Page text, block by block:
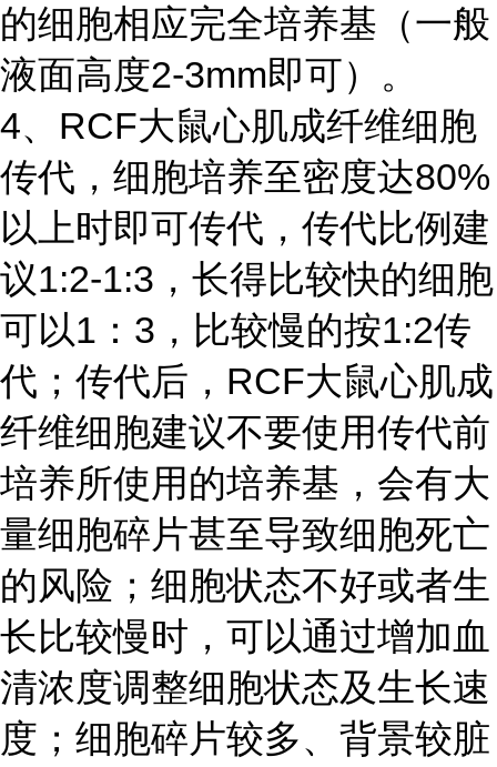
的细胞相应完全培养基（一般
液面高度2-3mm即可）。
4、RCF大鼠心肌成纤维细胞
传代，细胞培养至密度达80%
以上时即可传代，传代比例建
议1:2-1:3，长得比较快的细胞
可以1：3，比较慢的按1:2传
代；传代后，RCF大鼠心肌成
纤维细胞建议不要使用传代前
培养所使用的培养基，会有大
量细胞碎片甚至导致细胞死亡
的风险；细胞状态不好或者生
长比较慢时，可以通过增加血
清浓度调整细胞状态及生长速
度；细胞碎片较多、背景较脏